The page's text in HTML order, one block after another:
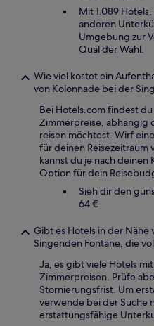
Mit 1.089
anderen
Umgebung zur
Qual der Wahl.
Wie viel kostet ein
von Kolonnade bei der
Bei Hotels.com findest
Zimmerpreise, abhängig
reisen möchtest. Wirf
für deinen Reisezeitraum
kannst du je nach
Option für dein
Sieh dir den
64 €
Gibt es Hotels in der Nähe
Singenden Fontäne, die
Ja, es gibt viele Hotels
Zimmerpreisen. Prüfe
Stornierungsfrist. Um
verwende bei der Suche
erstattungsfähige